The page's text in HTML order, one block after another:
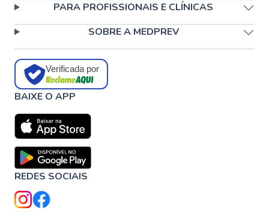
PARA PROFISSIONAIS E CLÍNICAS
SOBRE A MEDPREV
Verificada por
BAIXE O APP
REDES SOCIAIS